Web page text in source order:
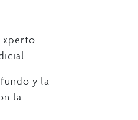
y la
la